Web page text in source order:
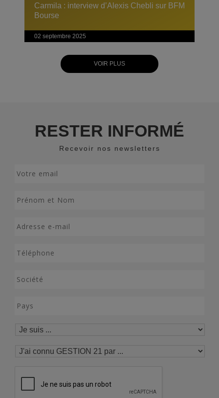
Carmila : interview d’Alexis Chebli sur BFM
Bourse
02 septembre 2025
VOIR PLUS
RESTER INFORMÉ
Recevoir nos newsletters